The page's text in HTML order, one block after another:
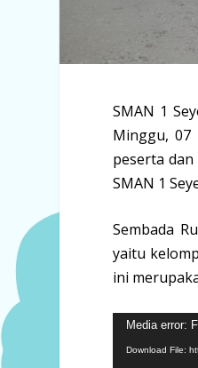
SMAN 1
Minggu, 07
peserta
SMAN 1
Sembada
yaitu
ini
Video
Player
Media error:
Download File: